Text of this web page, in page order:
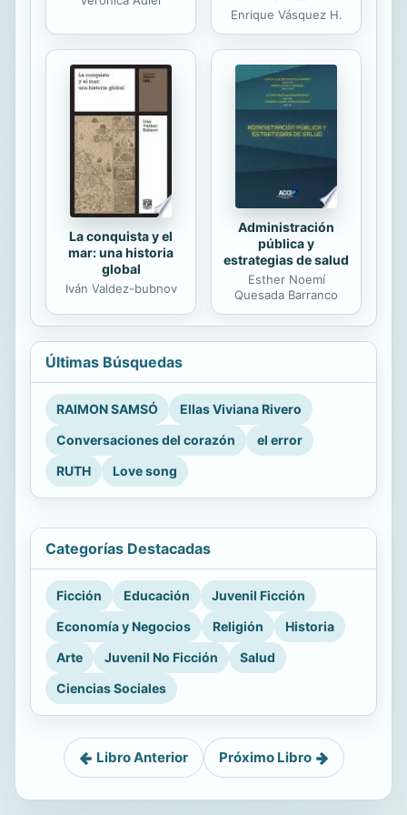
Enrique Vásquez H.
La conquista y el
mar: una historia
global
Iván Valdez-bubnov
Administración
pública y
estrategias de salud
Esther Noemí
Quesada Barranco
Últimas Búsquedas
RAIMON SAMSÓ
Ellas Viviana Rivero
Conversaciones del corazón
el error
RUTH
Love song
Categorías Destacadas
Ficción Educación
Juvenil Ficción
Economía y Negocios
Religión
Historia
Arte
Juvenil No Ficción
Salud
Ciencias Sociales
Libro Anterior Próximo Libro